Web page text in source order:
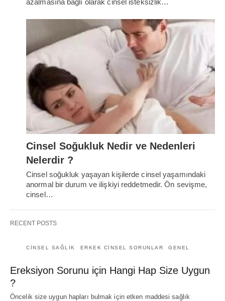
Cinsel Soğukluk Nedir ve Nedenleri
Nelerdir ?
Cinsel soğukluk yaşayan kişilerde cinsel yaşamındaki
anormal bir durum ve ilişkiyi reddetmedir. Ön sevişme,
cinsel…
RECENT POSTS
CINSEL SAĞLIK ERKEK CINSEL SORUNLAR GENEL
Ereksiyon Sorunu için Hangi Hap Size Uygun
?
Öncelik size uygun hapları bulmak için etken maddesi sağlık